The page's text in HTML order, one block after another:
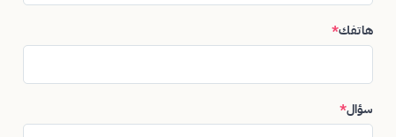
هاتفك*
سؤال*